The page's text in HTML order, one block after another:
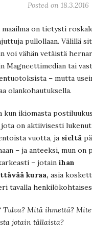
Posted on 18.3.2016
maailma on tietysti
pullollaan. Välillä
voi vähän vetäistä
Magneettimedian tai
– mutta
olankohautuksella.
kun ikiomasta
on aktiivisesti
vuotta, ja sieltä
– ja anteeksi, mun on
– jotain ihan
kuraa, asia
tavalla
Tulva? Mitä ihmettä?
jotain tällaista?